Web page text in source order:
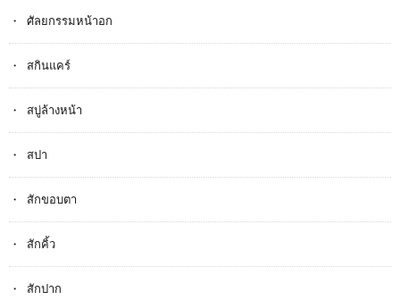
ศัลยกรรมหน้าอก
สกินแคร์
สบู่ล้างหน้า
สปา
สักขอบตา
สักคิ้ว
สักปาก